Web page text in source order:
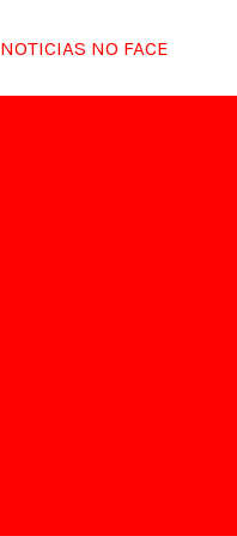
NOTICIAS NO FACE